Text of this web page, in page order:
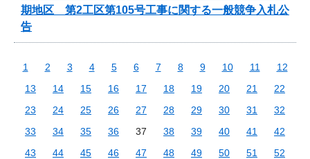
期地区 第2工区第105号工事に関する一般競争入札公
告
1 2 3 4 5 6 7 8 9 10 11
12
13
14 15 16 17 18 19 20 21
22
23
24 25 26 27 28 29 30 31
32
33
34 35 36 37 38 39 40 41
42
43
44 45 46 47 48 49 50 51
52